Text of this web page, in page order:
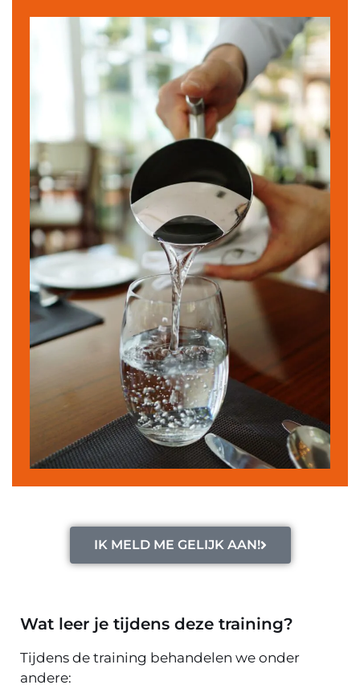
IK MELD ME GELIJK AAN!
Wat leer je tijdens deze training?
Tijdens de training behandelen we onder
andere: